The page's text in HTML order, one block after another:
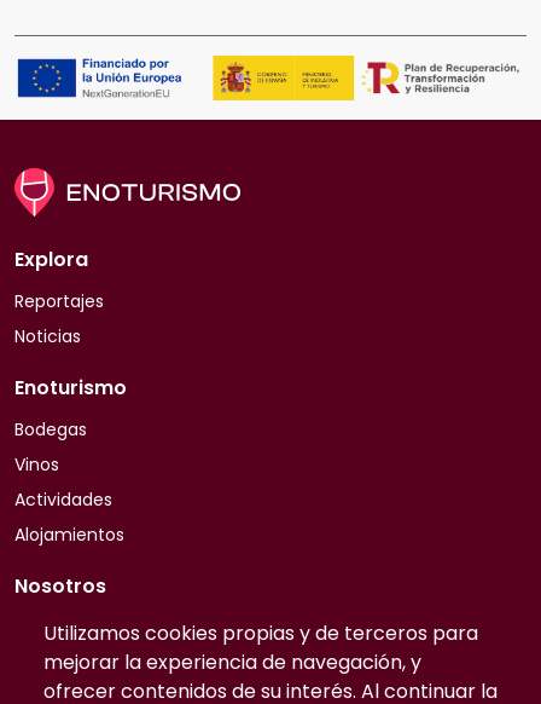
Utilizamos cookies propias y de terceros para
mejorar la experiencia de navegación, y
ofrecer contenidos de su interés. Al continuar la
Explora
Reportajes
Noticias
Enoturismo
Bodegas
Vinos
Actividades
Alojamientos
Nosotros
Quiénes somos
Contacto
Preguntas frecuentes